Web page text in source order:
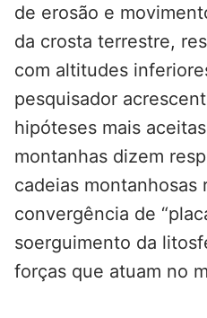
de erosão e
da crosta terrestre,
com altitudes
pesquisador
hipóteses mais
montanhas dizem
cadeias montanhosas
convergência de
soerguimento da
forças que atuam no